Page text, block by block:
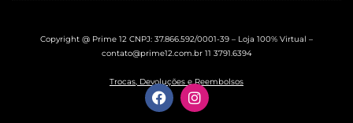
Copyright @ Prime 12 CNPJ: 37.866.592/0001-39 – Loja 100% Virtual –
contato@prime12.com.br11 3791.6394
Trocas, Devoluções e Reembolsos
F
a
I
n